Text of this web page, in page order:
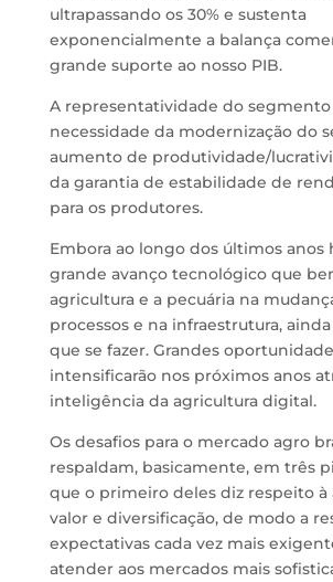
ultrapassando os 30% e sustenta
exponencialmente a balança
grande suporte ao nosso PIB.
A representatividade do
necessidade da modernização do
aumento de produtividade/
da garantia de estabilidade de
para os produtores.
Embora ao longo dos últimos anos
grande avanço tecnológico que
agricultura e a pecuária na
processos e na infraestrutura,
que se fazer. Grandes
intensificarão nos próximos anos
inteligência da agricultura digital.
Os desafios para o mercado agro
respaldam, basicamente, em três
que o primeiro deles diz respeito à
valor e diversificação, de modo a
expectativas cada vez mais
atender aos mercados mais